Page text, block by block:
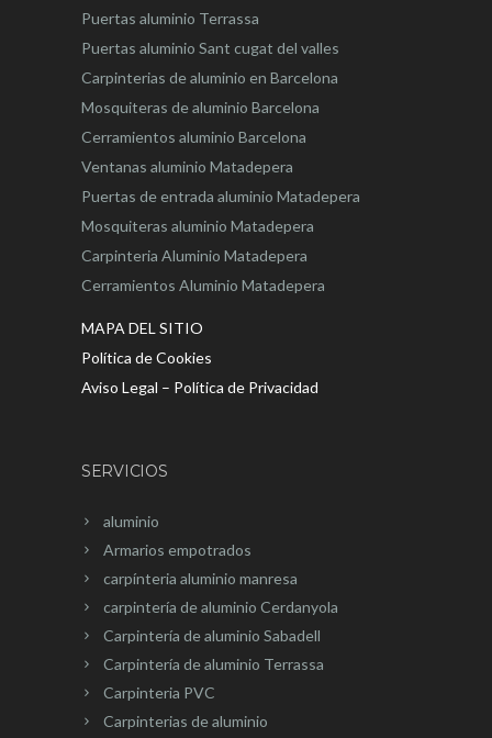
Puertas aluminio Terrassa
Puertas aluminio Sant cugat del valles
Carpinterias de aluminio en Barcelona
Mosquiteras de aluminio Barcelona
Cerramientos aluminio Barcelona
Ventanas aluminio Matadepera
Puertas de entrada aluminio Matadepera
Mosquiteras aluminio Matadepera
Carpinteria Aluminio Matadepera
Cerramientos Aluminio Matadepera
MAPA DEL SITIO
Política de Cookies
Aviso Legal – Política de Privacidad
SERVICIOS
aluminio
Armarios empotrados
carpínteria aluminio manresa
carpintería de aluminio Cerdanyola
Carpintería de aluminio Sabadell
Carpintería de aluminio Terrassa
Carpinteria PVC
Carpinterias de aluminio